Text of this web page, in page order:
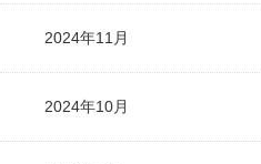
2024年11月
2024年10月